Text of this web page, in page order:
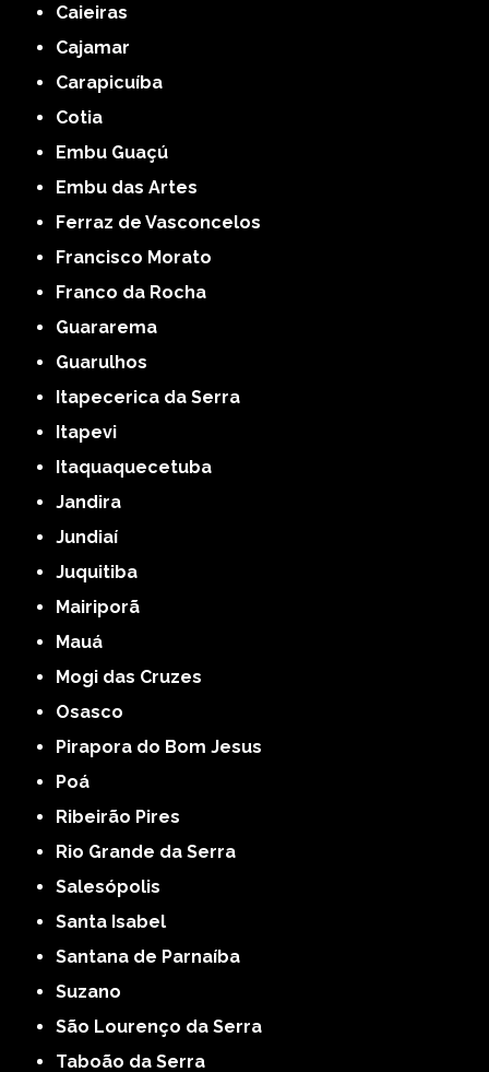
Caieiras
Cajamar
Carapicuíba
Cotia
Embu Guaçú
Embu das Artes
Ferraz de Vasconcelos
Francisco Morato
Franco da Rocha
Guararema
Guarulhos
Itapecerica da Serra
Itapevi
Itaquaquecetuba
Jandira
Jundiaí
Juquitiba
Mairiporã
Mauá
Mogi das Cruzes
Osasco
Pirapora do Bom Jesus
Poá
Ribeirão Pires
Rio Grande da Serra
Salesópolis
Santa Isabel
Santana de Parnaíba
Suzano
São Lourenço da Serra
Taboão da Serra